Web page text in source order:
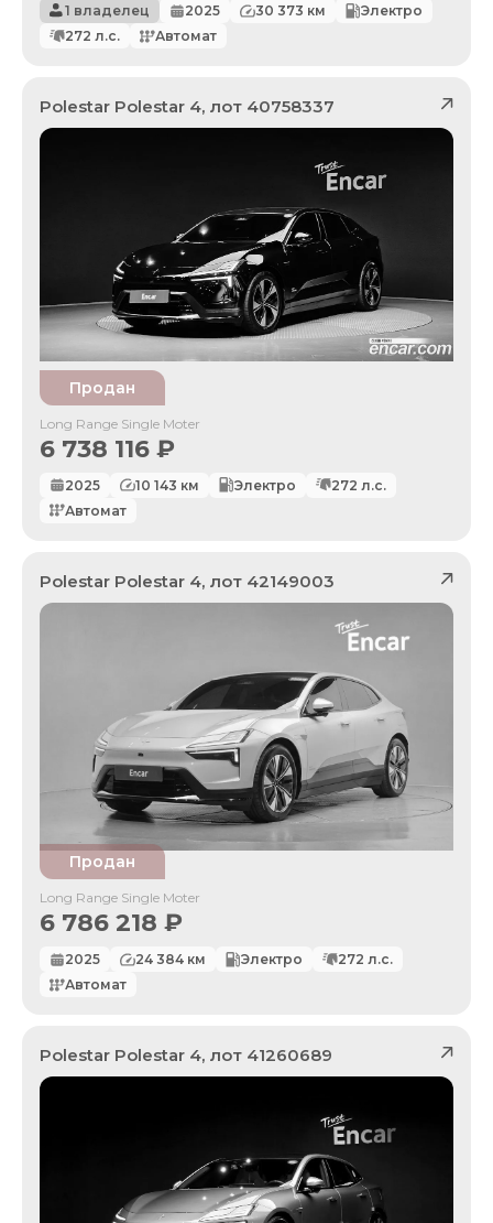
1 владелец 2025 30 373 км
Электро
272 л.с. Автомат
Polestar Polestar 4, лот 40758337
Продан
Long Range Single Moter
6 738 116 ₽
2025 10 143 км Электро 272 л.с.
Автомат
Polestar Polestar 4, лот 42149003
Продан
Long Range Single Moter
6 786 218 ₽
2025 24 384 км Электро 272 л.с.
Автомат
Polestar Polestar 4, лот 41260689